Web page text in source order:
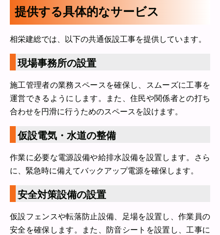
提供する具体的なサービス
相栄建総では、以下の共通仮設工事を提供しています。
現場事務所の設置
施工管理者の業務スペースを確保し、スムーズに工事を
運営できるようにします。また、住民や関係者との打ち
合わせを円滑に行うためのスペースを設けます。
仮設電気・水道の整備
作業に必要な電源設備や給排水設備を設置します。さら
に、緊急時に備えてバックアップ電源を確保します。
安全対策設備の設置
仮設フェンスや転落防止設備、足場を設置し、作業員の
安全を確保します。また、防音シートを設置し、工事に